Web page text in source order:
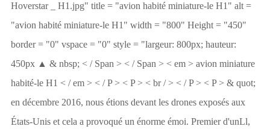
Hoverstar _ H1.jpg" title = "avion habité miniature-le H1" alt =
"avion habité miniature-le H1" width = "800" Height = "450"
border = "0" vspace = "0" style = "largeur: 800px; hauteur:
450px ▲ & nbsp; < / Span > < / Span > < em > avion miniature
habité-le H1 < / em > < / P > < P > < br / > < / P > < P > & quot;
en décembre 2016, nous étions devant les drones exposés aux
États-Unis et cela a provoqué un énorme émoi. Premier d'unLl,